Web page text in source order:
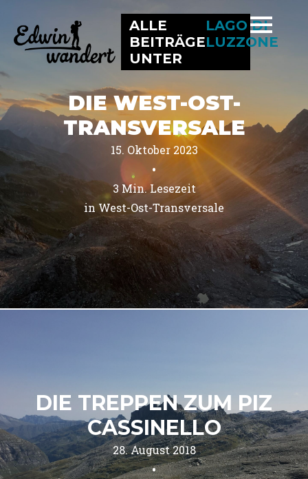
ALLE
BEITRÄGE
UNTER
LAGO DI
LUZZONE
DIE WEST-OST-
TRANSVERSALE
15. Oktober 2023
•
3 Min. Lesezeit
in West-Ost-Transversale
DIE TREPPEN ZUM PIZ
CASSINELLO
28. August 2018
•